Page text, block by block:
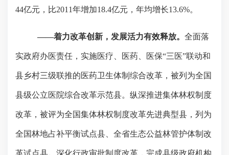
44亿元，比2011年增加18.4亿元，年均增长13.6%。
——着力改革创新，发展活力有效释放。 全面落
实政府办医责任，实施医疗、医药、医保“三医”联动和
县乡村三级联推的医药卫生体制综合改革，被列为全国
县级公立医院综合改革示范县。纵深推进集体林权制度
改革，被评为全国集体林权制度改革先进典型县，列为
全国林地占补平衡试点县、全省生态公益林管护体制改
革试点县。深化行政审批制度改革，完成县级政府机构